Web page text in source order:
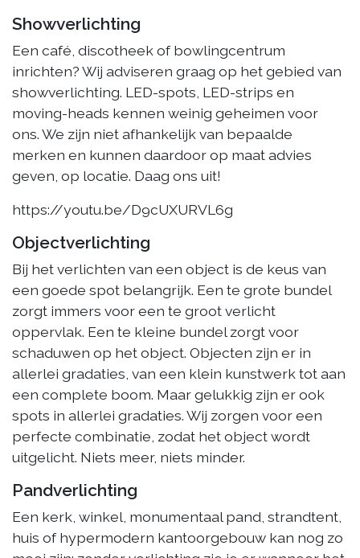
Showverlichting
Een café, discotheek of bowlingcentrum
inrichten? Wij adviseren graag op het gebied van
showverlichting. LED-spots, LED-strips en
moving-heads kennen weinig geheimen voor
ons. We zijn niet afhankelijk van bepaalde
merken en kunnen daardoor op maat advies
geven, op locatie. Daag ons uit!
https://youtu.be/D9cUXURVL6g
Objectverlichting
Bij het verlichten van een object is de keus van
een goede spot belangrijk. Een te grote bundel
zorgt immers voor een te groot verlicht
oppervlak. Een te kleine bundel zorgt voor
schaduwen op het object. Objecten zijn er in
allerlei gradaties, van een klein kunstwerk tot aan
een complete boom. Maar gelukkig zijn er ook
spots in allerlei gradaties. Wij zorgen voor een
perfecte combinatie, zodat het object wordt
uitgelicht. Niets meer, niets minder.
Pandverlichting
Een kerk, winkel, monumentaal pand, strandtent,
huis of hypermodern kantoorgebouw kan nog zo